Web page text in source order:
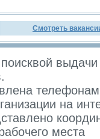
Смотреть
на
места